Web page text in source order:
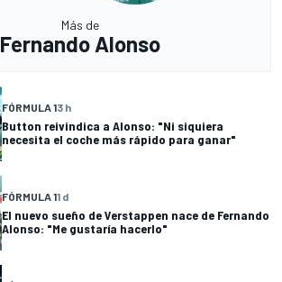
Más de
Fernando Alonso
FÓRMULA 13 h
Button reivindica a Alonso: "Ni siquiera
necesita el coche más rápido para ganar"
FÓRMULA 11 d
El nuevo sueño de Verstappen nace de Fernando
Alonso: "Me gustaría hacerlo"